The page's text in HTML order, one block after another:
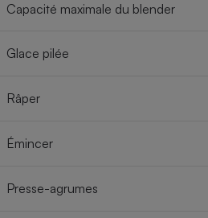
Capacité maximale du blender
Glace pilée
Râper
Émincer
Presse-agrumes